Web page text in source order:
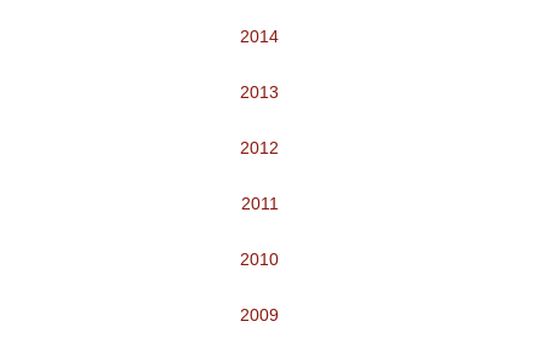
2014
2013
2012
2011
2010
2009